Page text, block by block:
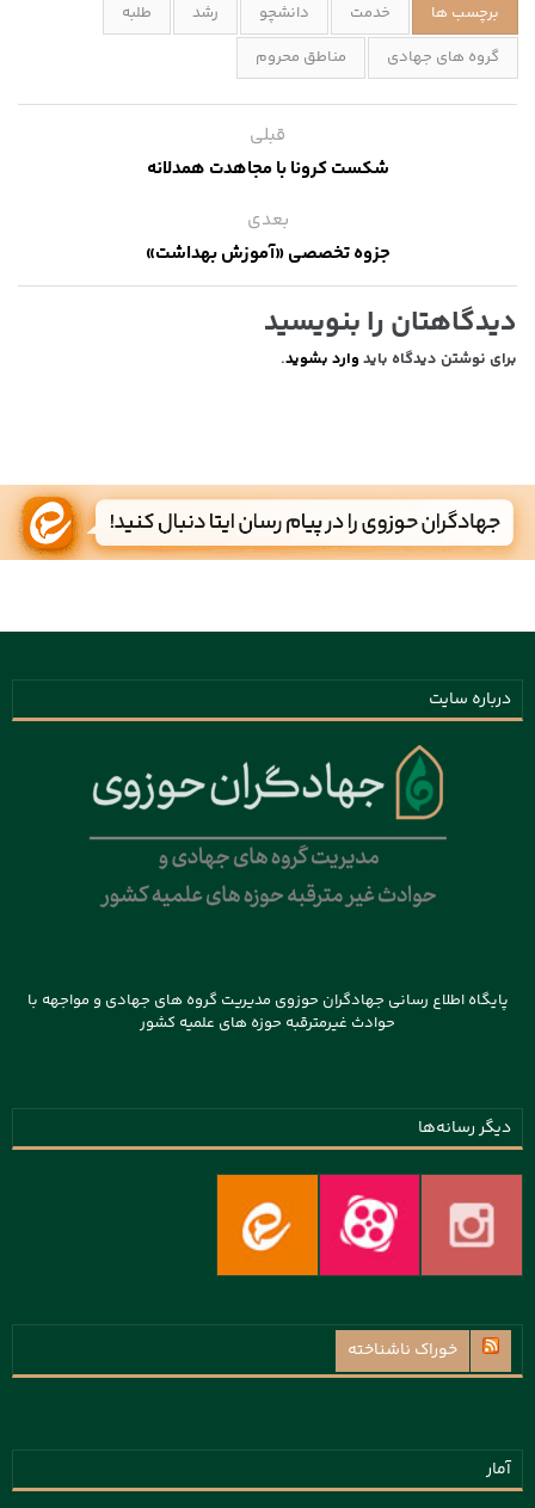
برچسب ها خدمت دانشچو رشد
طلبه
گروه های جهادی
مناطق محروم
قبلی
شکست کرونا با مجاهدت همدلانه
بعدی
جزوه تخصصی «آموزش بهداشت»
دیدگاهتان را بنویسید
برای نوشتن دیدگاه باید وارد بشوید.
درباره سایت
پایگاه اطلاع رسانی جهادگران حوزوی مدیریت گروه های جهادی و مواجهه با
حوادث غیرمترقبه حوزه های علمیه کشور
دیگر رسانه‌ها
خوراک ناشناخته
آمار